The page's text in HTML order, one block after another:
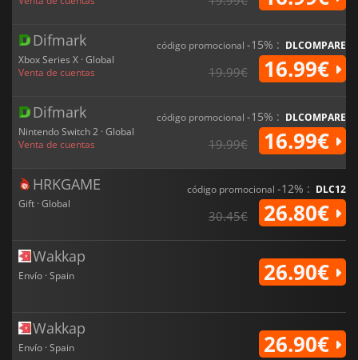
Difmark
Xbox Series X · Global
Venta de cuentas
código promocional -15% : DLCOMPARE
19.99€ 16.99€
Difmark
Nintendo Switch 2 · Global
Venta de cuentas
código promocional -15% : DLCOMPARE
19.99€ 16.99€
HRKGAME
Gift · Global
código promocional -12% : DLC12
30.45€ 26.80€
Wakkap
Envío · Spain 26.90€
Wakkap
Envío · Spain 26.90€